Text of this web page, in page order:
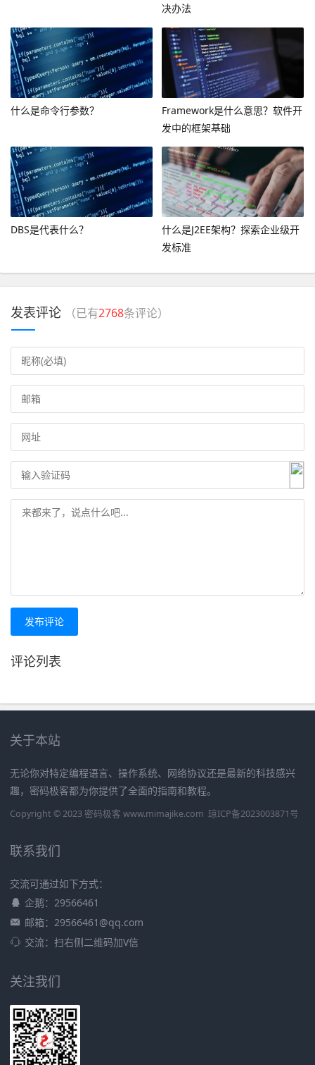
决办法
什么是命令行参数？
Framework是什么意思？软件开
发中的框架基础
DBS是代表什么？
什么是J2EE架构？探索企业级开
发标准
发表评论 （已有2768条评论）
发布评论
评论列表
关于本站
无论你对特定编程语言、操作系统、网络协议还是最新的科技感兴
趣，密码极客都为你提供了全面的指南和教程。
Copyright © 2023 密码极客 www.mimajike.com 琼ICP备2023003871号
联系我们
交流可通过如下方式：
企鹅：29566461
邮箱：29566461@qq.com
交流：扫右侧二维码加V信
关注我们